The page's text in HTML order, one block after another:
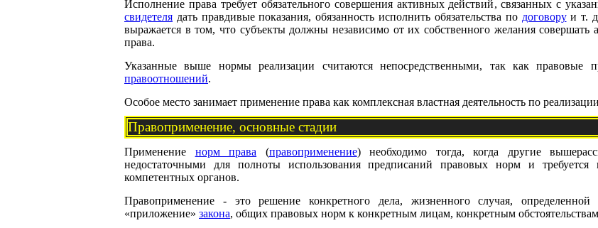
Исполнение права требует обязательного совершения активных действий, связанных с
свидетеля дать правдивые показания, обязанность исполнить обязательства по договоруи т.
выражается в том, что субъекты должны независимо от их собственного желания
права.
Указанные выше нормы реализации считаются непосредственными, так как правовые
правоотношений.
Особое место занимает применение права как комплексная властная деятельность по
Правоприменение, основные стадии
Применение норм права (правоприменение) необходимо тогда, когда другие
недостаточными для полноты использования предписаний правовых норм и требуется
компетентных органов.
Правоприменение - это решение конкретного дела, жизненного случая,
«приложение» закона, общих правовых норм к конкретным лицам, конкретным